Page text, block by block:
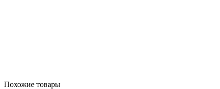
Похожие товары